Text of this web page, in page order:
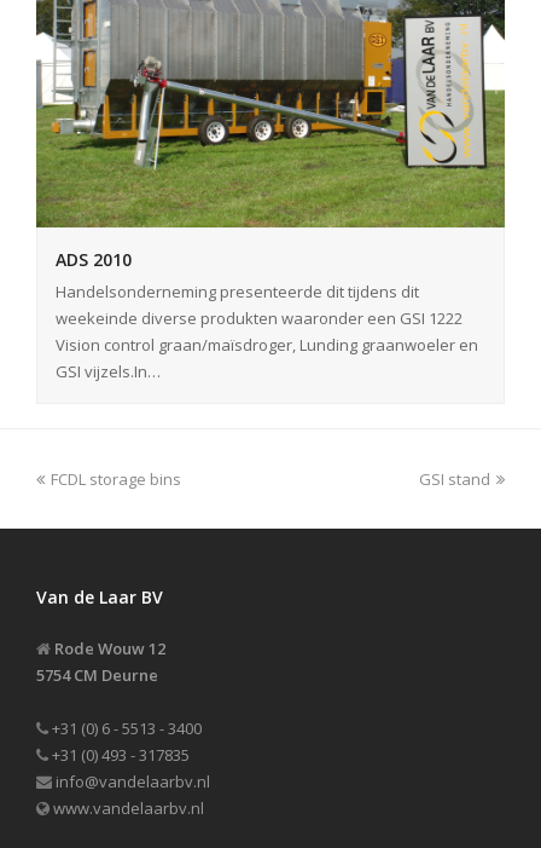
ADS 2010
Handelsonderneming presenteerde dit tijdens dit
weekeinde diverse produkten waaronder een GSI 1222
Vision control graan/maïsdroger, Lunding graanwoeler en
GSI vijzels.In…
FCDL storage bins GSI stand
Van de Laar BV
Rode Wouw 12
5754 CM Deurne
+31 (0) 6 - 5513 - 3400
+31 (0) 493 - 317835
info@vandelaarbv.nl
www.vandelaarbv.nl